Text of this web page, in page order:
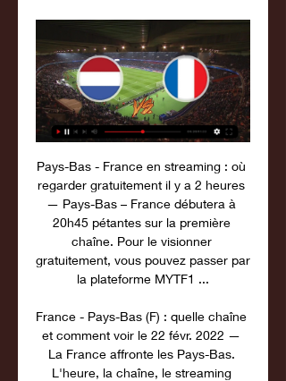
Pays-Bas - France en streaming : où
regarder gratuitement il y a 2 heures
— Pays-Bas – France débutera à
20h45 pétantes sur la première
chaîne. Pour le visionner
gratuitement, vous pouvez passer par
la plateforme MYTF1 ...
France - Pays-Bas (F) : quelle chaîne
et comment voir le 22 févr. 2022 —
La France affronte les Pays-Bas.
L'heure, la chaîne, le streaming